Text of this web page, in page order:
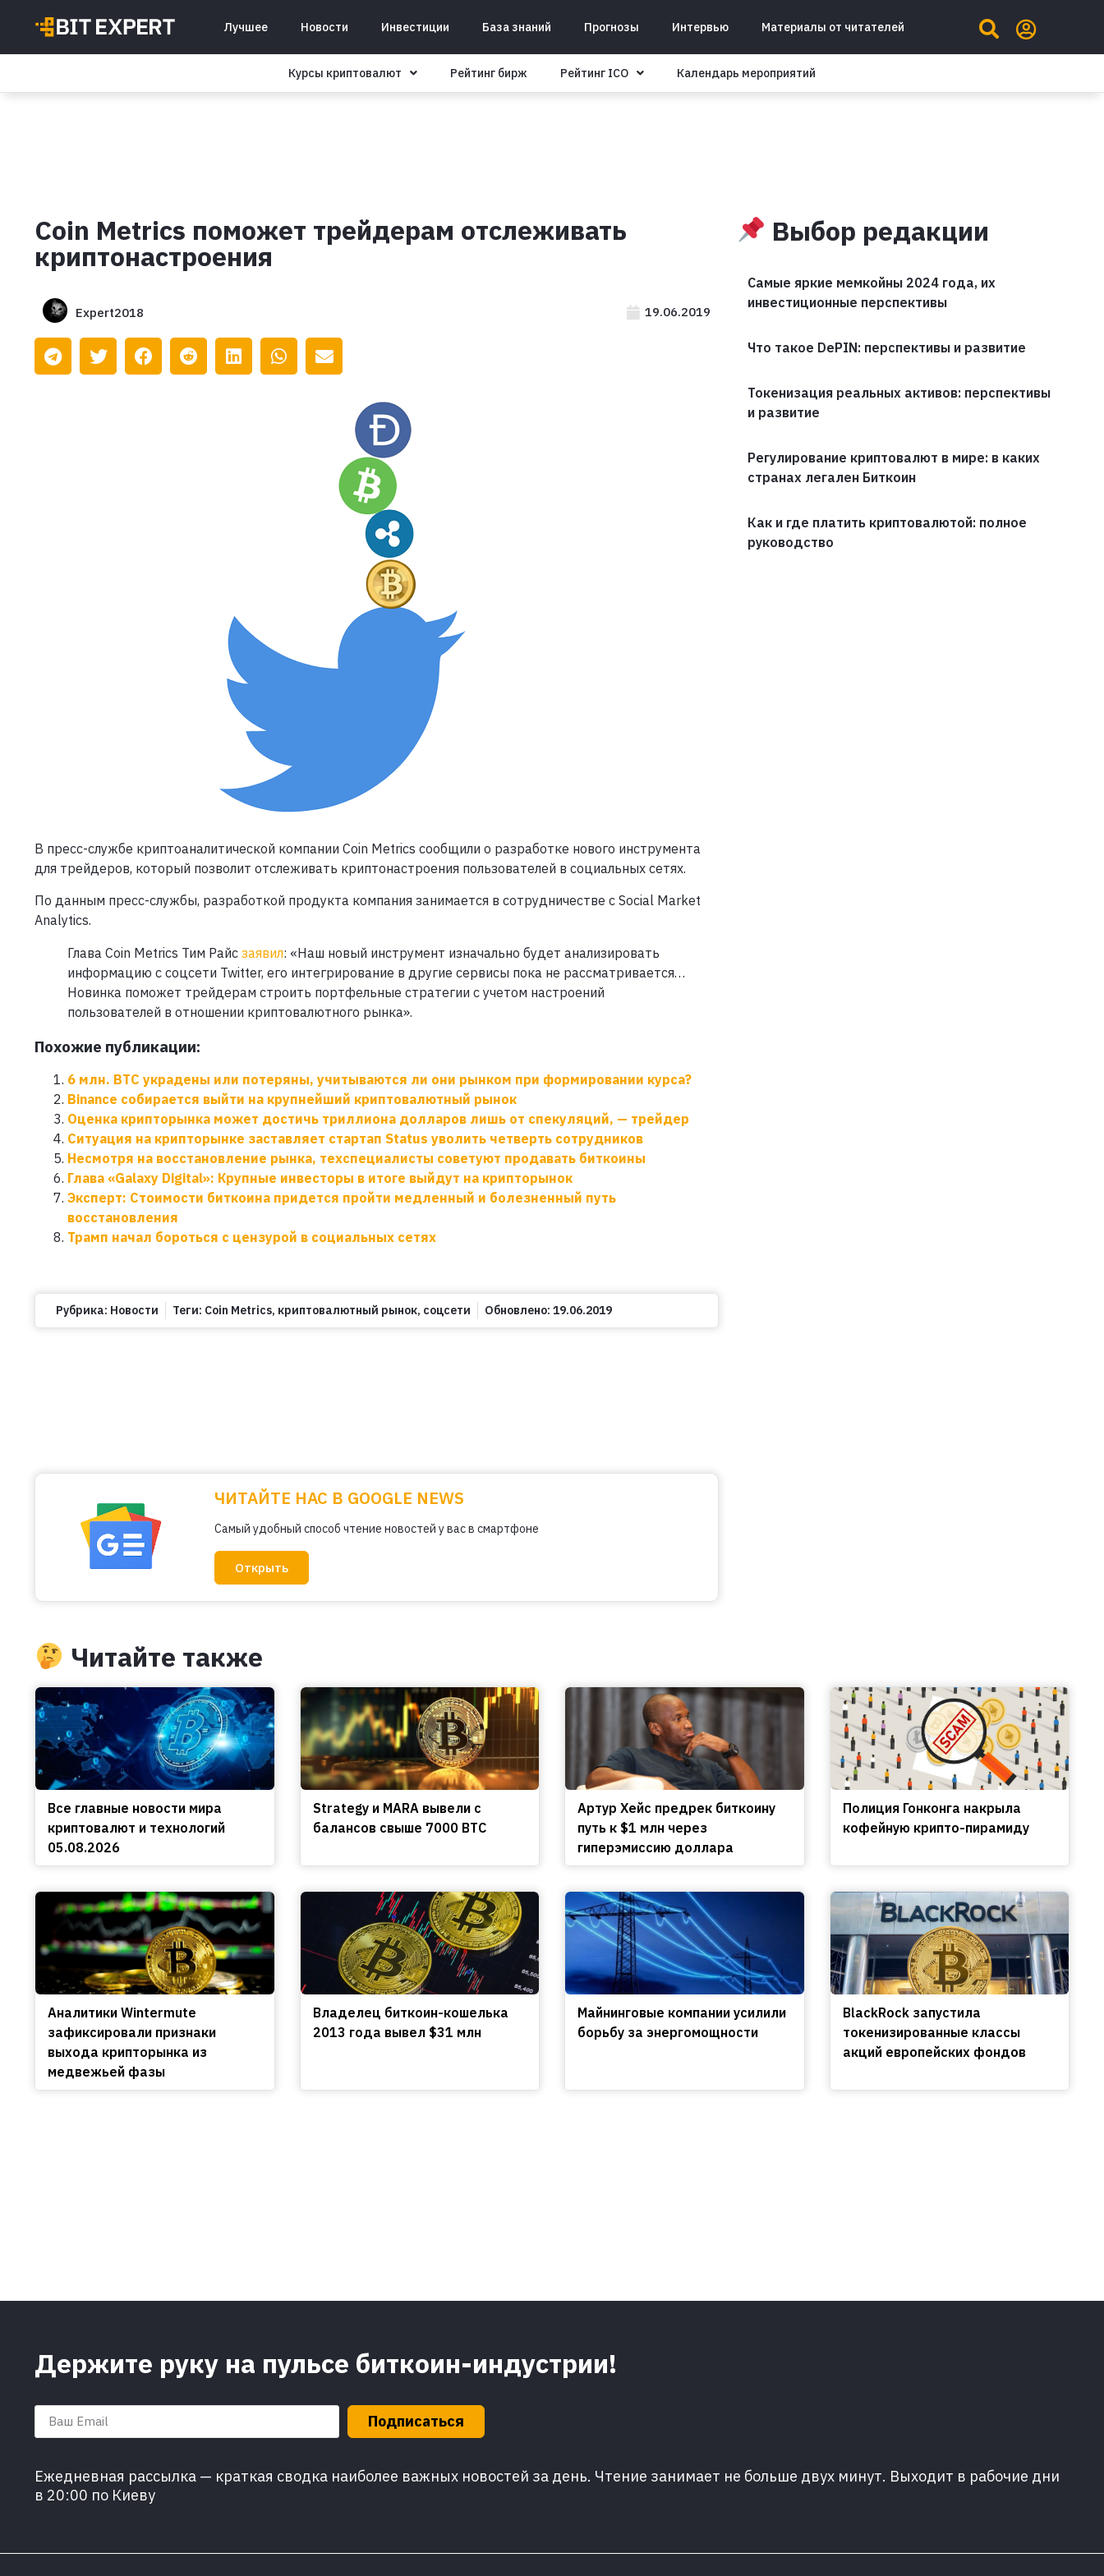
Лучшее Новости Инвестиции База знаний Прогнозы Интервью Материалы от читателей
Курсы криптовалют Рейтинг бирж Рейтинг ICO Календарь мероприятий
Coin Metrics поможет трейдерам отслеживать
криптонастроения
Expert2018 19.06.2019
В пресс-службе криптоаналитической компании Coin Metrics сообщили о разработке нового инструмента
для трейдеров, который позволит отслеживать криптонастроения пользователей в социальных сетях.
По данным пресс-службы, разработкой продукта компания занимается в сотрудничестве с Social Market
Analytics.
Глава Coin Metrics Тим Райс заявил: «Наш новый инструмент изначально будет анализировать
информацию с соцсети Twitter, его интегрирование в другие сервисы пока не рассматривается…
Новинка поможет трейдерам строить портфельные стратегии с учетом настроений
пользователей в отношении криптовалютного рынка».
Похожие публикации:
6 млн. BTC украдены или потеряны, учитываются ли они рынком при формировании курса?
Binance собирается выйти на крупнейший криптовалютный рынок
Оценка крипторынка может достичь триллиона долларов лишь от спекуляций, — трейдер
Ситуация на крипторынке заставляет стартап Status уволить четверть сотрудников
Несмотря на восстановление рынка, техспециалисты советуют продавать биткоины
Глава «Galaxy Digital»: Крупные инвесторы в итоге выйдут на крипторынок
Эксперт: Стоимости биткоина придется пройти медленный и болезненный путь
восстановления
Трамп начал бороться с цензурой в социальных сетях
Рубрика: Новости Теги: Coin Metrics, криптовалютный рынок, соцсети Обновлено: 19.06.2019
ЧИТАЙТЕ НАС В GOOGLE NEWS
Самый удобный способ чтение новостей у вас в смартфоне
Открыть
Выбор редакции
Самые яркие мемкойны 2024 года, их
инвестиционные перспективы
Что такое DePIN: перспективы и развитие
Токенизация реальных активов: перспективы
и развитие
Регулирование криптовалют в мире: в каких
странах легален Биткоин
Как и где платить криптовалютой: полное
руководство
Читайте также
Все главные новости мира
криптовалют и технологий
05.08.2026
Strategy и MARA вывели с
балансов свыше 7000 BTC
Артур Хейс предрек биткоину
путь к $1 млн через
гиперэмиссию доллара
Полиция Гонконга накрыла
кофейную крипто-пирамиду
Аналитики Wintermute
зафиксировали признаки
выхода крипторынка из
медвежьей фазы
Владелец биткоин-кошелька
2013 года вывел $31 млн
Майнинговые компании усилили
борьбу за энергомощности
BlackRock запустила
токенизированные классы
акций европейских фондов
Держите руку на пульсе биткоин-индустрии!
Подписаться
Ежедневная рассылка — краткая сводка наиболее важных новостей за день. Чтение занимает не больше двух минут. Выходит в рабочие дни
в 20:00 по Киеву